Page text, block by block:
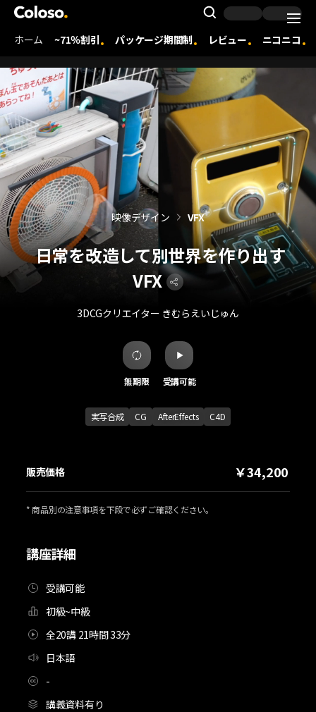
Coloso. | コロソ.
Search
Coloso Menu
ホーム ~71％割引 パッケージ期間制 レビュー ニコニコ
日常を改造して別世界を作り出す
VFX
3DCGクリエイター きむらえいじゅん
映像デザイン VFX
無期限 受講可能
実写合成 CG AfterEffects C4D
講座詳細
受講可能
初級~中級
全20講 21時間 33分
日本語
-
講義資料有り
販売価格 ￥34,200
* 商品別の注意事項を下段で必ずご確認ください。